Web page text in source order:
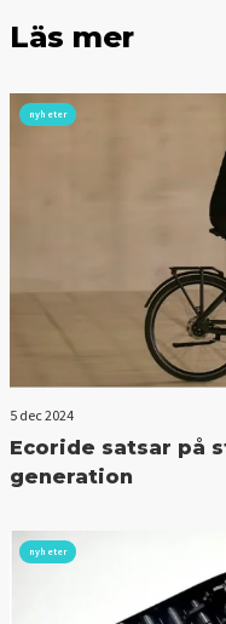
Läs mer
nyheter
5 dec 2024
Ecoride satsar på
generation
nyheter